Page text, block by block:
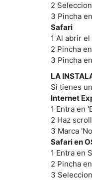
2
3 Pincha
Safari
1 Al abrir
2 Pincha
3 Pincha
LA
Si tienes
Internet
1 Entra en
2 Haz
3 Marca
Safari en
1 Entra en
2 Pincha
3